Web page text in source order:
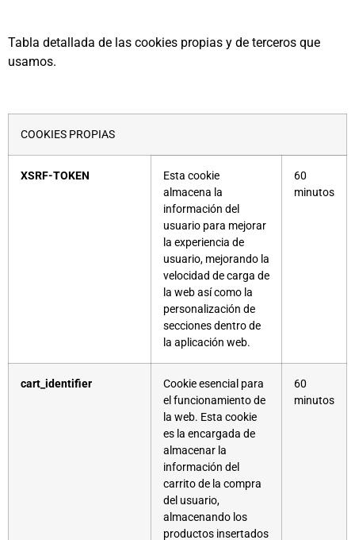
Tabla detallada de las cookies propias y de terceros que
usamos.
COOKIES PROPIAS
XSRF-TOKEN
Esta cookie
almacena la
información del
usuario para mejorar
la experiencia de
usuario, mejorando la
velocidad de carga de
la web así como la
personalización de
secciones dentro de
la aplicación web.
60
minutos
cart_identifier
Cookie esencial para
el funcionamiento de
la web. Esta cookie
es la encargada de
almacenar la
información del
carrito de la compra
del usuario,
almacenando los
productos insertados
60
minutos